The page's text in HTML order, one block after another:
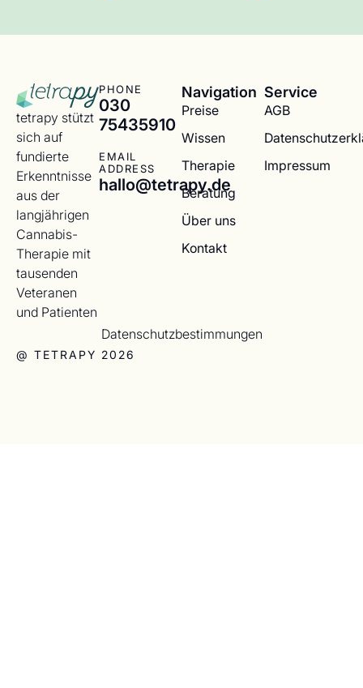
tetrapy stützt
sich auf
fundierte
Erkenntnisse
aus der
langjährigen
Cannabis-
Therapie mit
tausenden
Veteranen
und Patienten
PHONE
030
75435910
EMAIL
ADDRESS
hallo@tetrapy.de
Navigation
Preise
Wissen
Therapie
Beratung
Über uns
Kontakt
Service
AGB
Impressum
@ TETRAPY 2026
Datenschutzbestimmungen